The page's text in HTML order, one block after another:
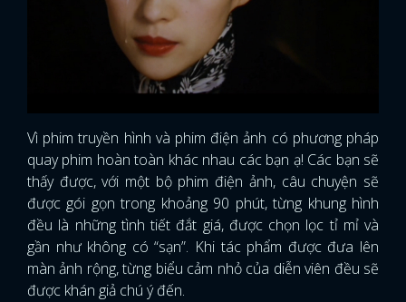
Vì phim truyền hình và phim điện ảnh có phương pháp
quay phim hoàn toàn khác nhau các bạn ạ! Các bạn sẽ
thấy được, với một bộ phim điện ảnh, câu chuyện sẽ
được gói gọn trong khoảng 90 phút, từng khung hình
đều là những tình tiết đắt giá, được chọn lọc tỉ mỉ và
gần như không có “sạn”. Khi tác phẩm được đưa lên
màn ảnh rộng, từng biểu cảm nhỏ của diễn viên đều sẽ
được khán giả chú ý đến.